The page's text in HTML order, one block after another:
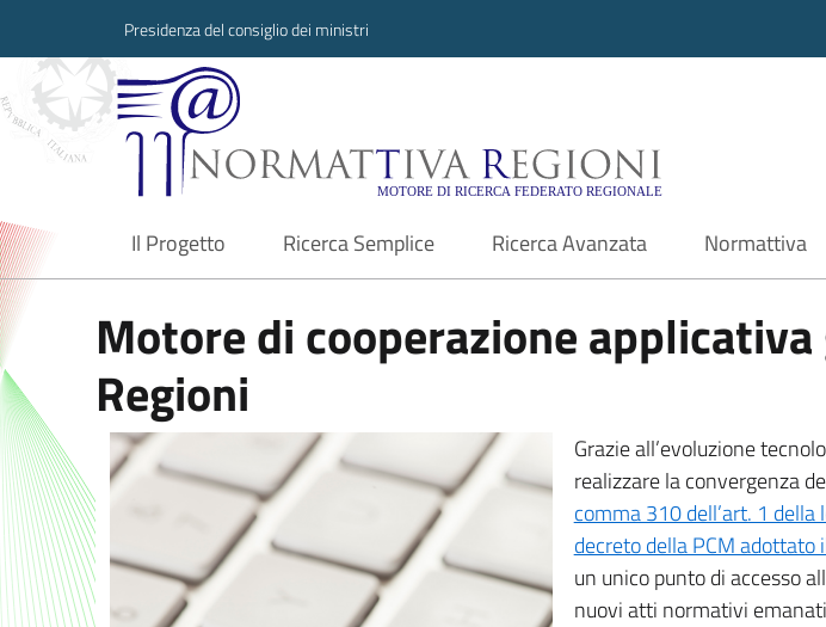
Presidenza del consiglio dei ministri
Normattiva Regioni - Motore
Il Progetto
current Ricerca Semplice Ricerca Avanzata Normattiva
Motore di cooperazione
Regioni
Grazie all’evoluzione
realizzare la convergenza
comma 310 dell’art. 1
decreto della PCM
un unico punto di accesso
nuovi atti normativi